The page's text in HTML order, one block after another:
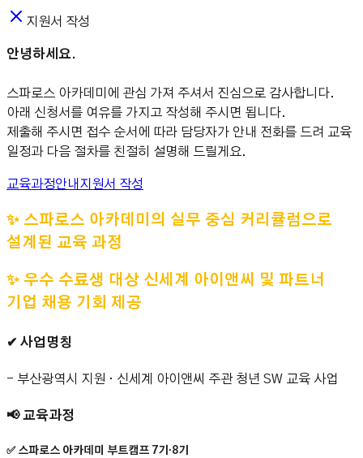
지원서 작성
안녕하세요.
스파로스 아카데미에 관심 가져 주셔서 진심으로 감사합니다.
아래 신청서를 여유를 가지고 작성해 주시면 됩니다.
제출해 주시면 접수 순서에 따라 담당자가 안내 전화를 드려 교육
일정과 다음 절차를 친절히 설명해 드릴게요.
교육과정안내 지원서 작성
✨ 스파로스 아카데미의 실무 중심 커리큘럼으로
설계된 교육 과정
✨ 우수 수료생 대상 신세계 아이앤씨 및 파트너
기업 채용 기회 제공
✔ 사업명칭
- 부산광역시 지원 · 신세계 아이앤씨 주관 청년 SW 교육 사업
📢 교육과정
✅ 스파로스 아카데미 부트캠프 7기·8기